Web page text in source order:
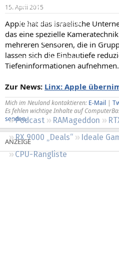
Aktuelles
Empfohlene Inhalte
Neue Beiträge
Neueste Aktivitäten
Podcast RAMageddon
RX 9000 „Deals“
Ideale
CPU-Rangliste
r
a
m
15. April 2015
Apple hat das israelische
das eine spezielle
mehreren Sensoren, die in
lassen sich die Einbautiefe
Tiefeninformationen aufnehmen.
Zur News: Linx: Apple
Mich im Neuland kontaktieren: E-Mail |
Es fehlen wichtige Inhalte auf
senden.